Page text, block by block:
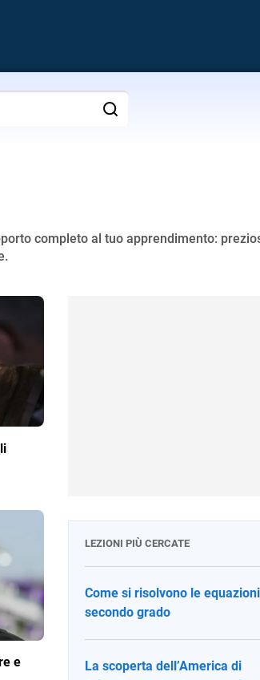
completo al tuo apprendimento:
e
LEZIONI PIÙ CERCATE
Come si risolvono le
secondo grado
La scoperta dell’America di